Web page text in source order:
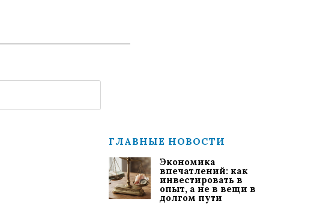
ГЛАВНЫЕ НОВОСТИ
Экономика
впечатлений: как
инвестировать в
опыт, а не в вещи в
долгом пути